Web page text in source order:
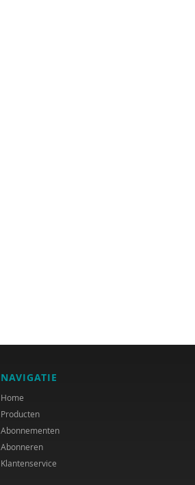
NAVIGATIE
Home
Producten
Abonnementen
Abonneren
Klantenservice